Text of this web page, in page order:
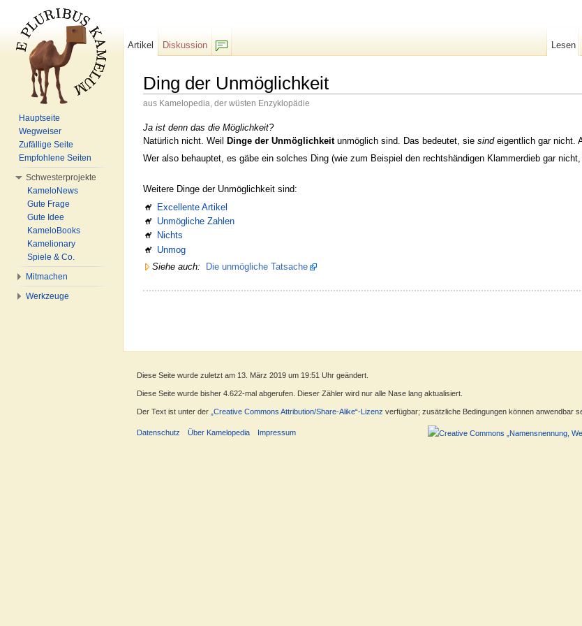
Ding der Unmöglichkeit
aus Kamelopedia, der wüsten Enzyklopädie
Ja ist denn das die Möglichkeit?
Natürlich nicht. Weil Dinge der Unmöglichkeitunmöglich sind. Das bedeutet, sie sindeigentlich gar nicht.
Wer also behauptet, es gäbe ein solches Ding (wie zum Beispiel den rechtshändigen Klammerdieb gar
Weitere Dinge der Unmöglichkeit sind:
Excellente Artikel
Unmögliche Zahlen
Nichts
Unmog
Siehe auch:
Die unmögliche Tatsache
Artikel
Diskussion
Lesen
Hauptseite
Wegweiser
Zufällige Seite
Empfohlene Seiten
Schwesterprojekte
KameloNews
Gute Frage
Gute Idee
KameloBooks
Kamelionary
Spiele & Co.
Mitmachen
Werkzeuge
Diese Seite wurde zuletzt am 13. März 2019 um 19:51 Uhr geändert.
Diese Seite wurde bisher 4.622-mal abgerufen. Dieser Zähler wird nur alle Nase lang aktualisiert.
Der Text ist unter der „Creative Commons Attribution/Share-Alike“-Lizenz verfügbar; zusätzliche Bedingungen können anwendbar
Datenschutz Über Kamelopedia Impressum